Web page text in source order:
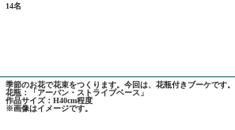
14名
季節のお花で花束をつくります。今回は、花瓶付きブーケです。
花瓶：「アーバン・ストライプベース」
作品サイズ：H40cm程度
※画像はイメージです。